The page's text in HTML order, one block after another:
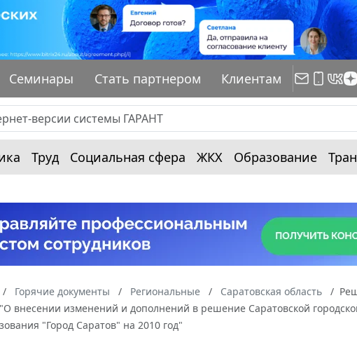
Семинары Стать партнером Клиентам
Труд Социальная сфера ЖКХ Образование
Горячие документы Региональные Саратовская область
внесении изменений и дополнений в решение Саратовской
"Город Саратов" на 2010 год"